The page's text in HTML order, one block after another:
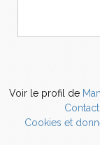
Voir le profil de
Contact
Cookies et